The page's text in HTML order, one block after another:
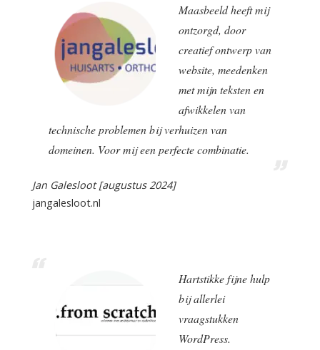
Maasbeeld heeft mij
ontzorgd, door
creatief ontwerp van
website, meedenken
met mijn teksten en
afwikkelen van
technische problemen bij verhuizen van
domeinen. Voor mij een perfecte combinatie.
Jan Galesloot [augustus 2024]
jangalesloot.nl
Hartstikke fijne hulp
bij allerlei
vraagstukken
WordPress.